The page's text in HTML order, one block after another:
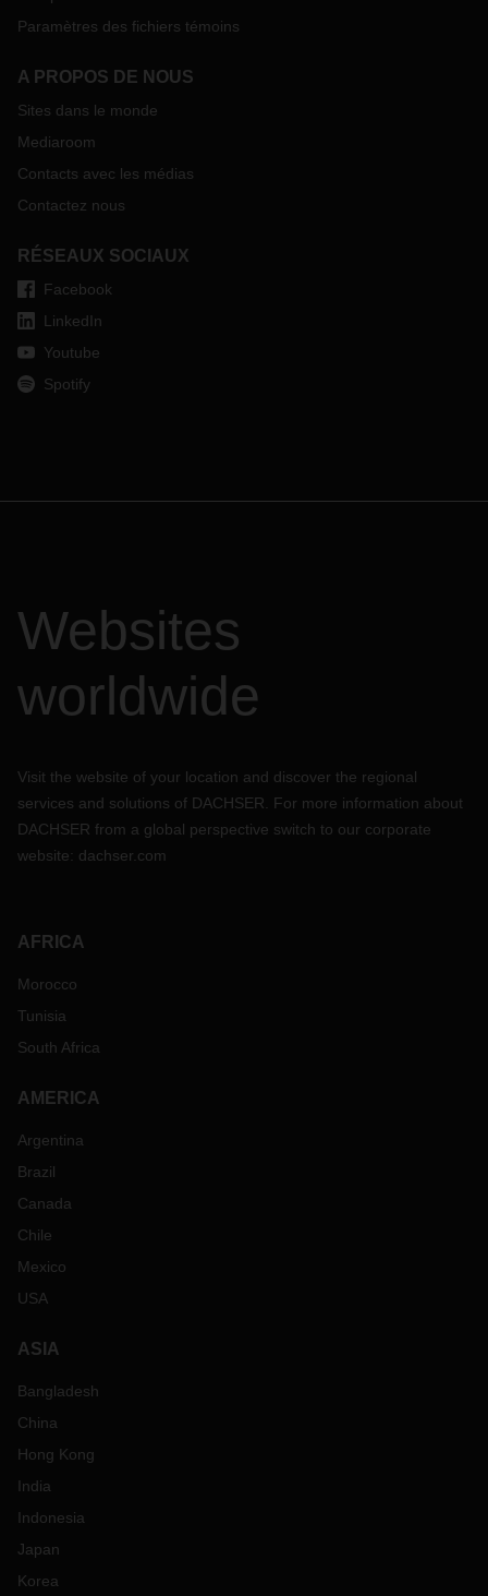
Paramètres des fichiers témoins
A PROPOS DE NOUS
Sites dans le monde
Mediaroom
Contacts avec les médias
Contactez nous
RÉSEAUX SOCIAUX
Facebook
LinkedIn
Youtube
Spotify
Websites
worldwide
Visit the website of your location and discover the regional
services and solutions of DACHSER. For more information about
DACHSER from a global perspective switch to our corporate
website: dachser.com
AFRICA
Morocco
Tunisia
South Africa
AMERICA
Argentina
Brazil
Canada
Chile
Mexico
USA
ASIA
Bangladesh
China
Hong Kong
India
Indonesia
Japan
Korea